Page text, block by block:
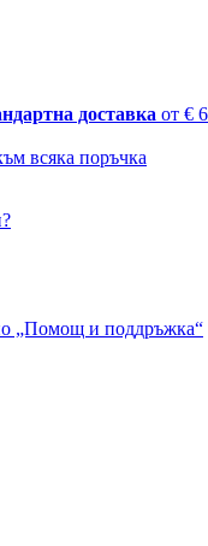
доставка от €
всяка поръчка
„Помощ и поддръжка“